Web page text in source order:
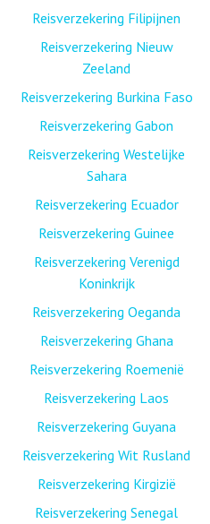
Reisverzekering Filipijnen
Reisverzekering Nieuw
Zeeland
Reisverzekering Burkina Faso
Reisverzekering Gabon
Reisverzekering Westelijke
Sahara
Reisverzekering Ecuador
Reisverzekering Guinee
Reisverzekering Verenigd
Koninkrijk
Reisverzekering Oeganda
Reisverzekering Ghana
Reisverzekering Roemenië
Reisverzekering Laos
Reisverzekering Guyana
Reisverzekering Wit Rusland
Reisverzekering Kirgizië
Reisverzekering Senegal